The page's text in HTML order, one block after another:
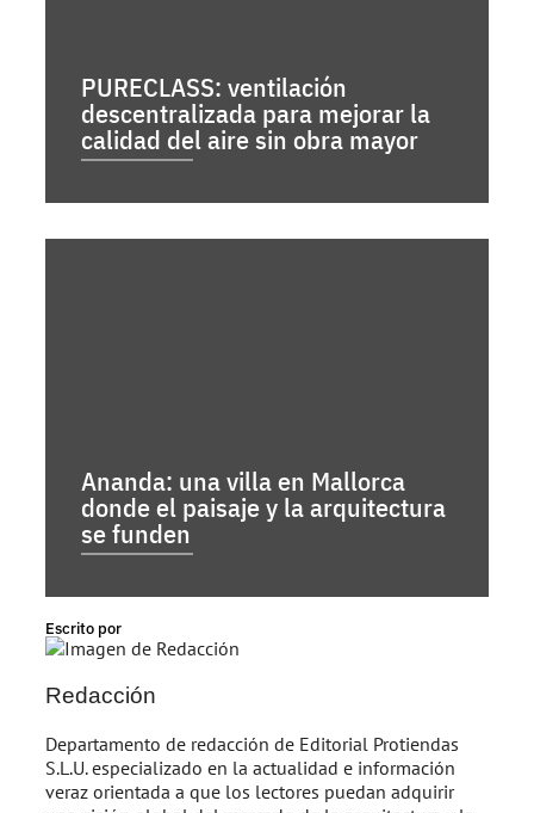
PURECLASS: ventilación
descentralizada para mejorar la
calidad del aire sin obra mayor
Ananda: una villa en Mallorca
donde el paisaje y la arquitectura
se funden
Escrito por
Redacción
Departamento de redacción de Editorial Protiendas
S.L.U. especializado en la actualidad e información
veraz orientada a que los lectores puedan adquirir